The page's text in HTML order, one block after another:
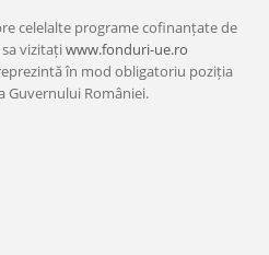
celelalte programe cofinanțate de
vizitațiwww.fonduri-ue.ro
în mod obligatoriu poziția
Guvernului României.